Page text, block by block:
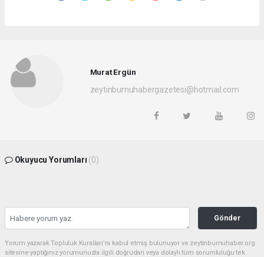
Murat Ergün
zeytinburnuhabergazetesi@hotmail.com
Okuyucu Yorumları (0)
Gönder
Yorum yazarak Topluluk Kuralları’nı kabul etmiş bulunuyor ve zeytinburnuhaber.org
sitesine yaptığınız yorumunuzla ilgili doğrudan veya dolaylı tüm sorumluluğu tek